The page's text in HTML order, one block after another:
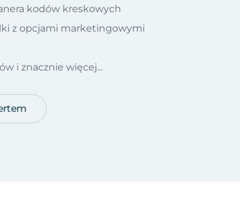
kodów kreskowych
z opcjami marketingowymi
i znacznie więcej...